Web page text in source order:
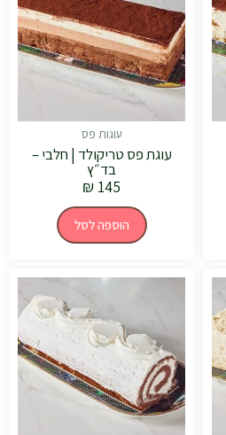
עוגות פס
עוגת פס טריקולד | חלבי –
בד״ץ
₪ 145
הוספה לסל